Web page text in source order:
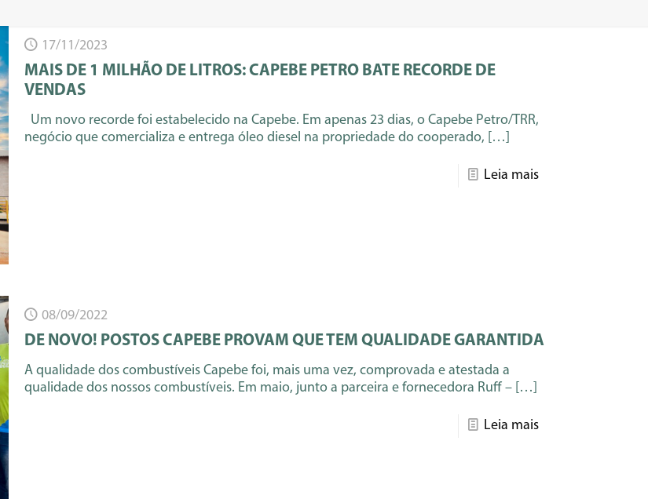
17/11/2023
MAIS DE 1 MILHÃO DE LITROS: CAPEBE PETRO BATE RECORDE DE
VENDAS
Um novo recorde foi estabelecido na Capebe. Em apenas 23 dias, o Capebe Petro/TRR,
negócio que comercializa e entrega óleo diesel na propriedade do cooperado, […]
Leia mais
08/09/2022
DE NOVO! POSTOS CAPEBE PROVAM QUE TEM QUALIDADE GARANTIDA
A qualidade dos combustíveis Capebe foi, mais uma vez, comprovada e atestada a
qualidade dos nossos combustíveis. Em maio, junto a parceira e fornecedora Ruff –[…]
Leia mais